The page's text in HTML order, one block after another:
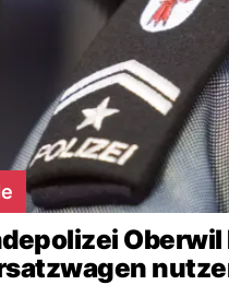
Oberwil